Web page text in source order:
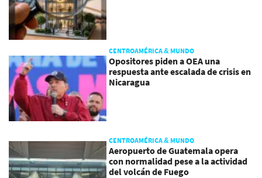
CENTROAMÉRICA & MUNDO
Opositores piden a OEA una
respuesta ante escalada de crisis en
Nicaragua
CENTROAMÉRICA & MUNDO
Aeropuerto de Guatemala opera
con normalidad pese a la actividad
del volcán de Fuego